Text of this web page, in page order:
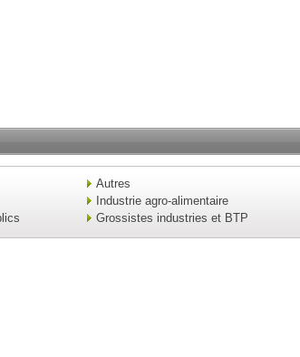
Autres
Industrie agro-alimentaire
Grossistes industries et BTP